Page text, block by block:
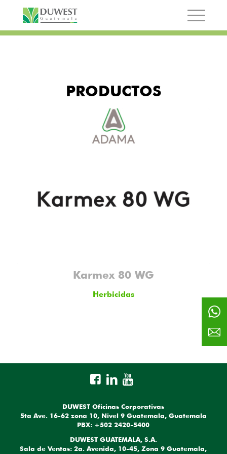
PRODUCTOS
Karmex 80 WG
Herbicidas
DUWEST Oficinas Corporativas
5ta Ave. 16-62 zona 10, Nivel 9 Guatemala, Guatemala
PBX: +502 2420-5400
DUWEST GUATEMALA, S.A.
Sala de Ventas: 2a. Avenida, 10-45, Zona 9 Guatemala,